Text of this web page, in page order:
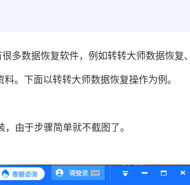
多数据恢复软件，例如转转大师数据恢复
。下面以转转大师数据恢复操作为例。
由于步骤简单就不截图了。